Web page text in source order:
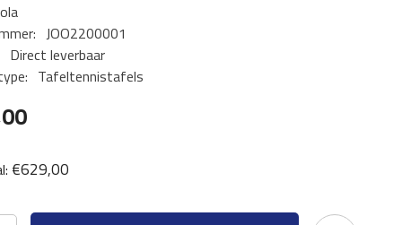
JOO2200001
Direct leverbaar
Tafeltennistafels
€629,00